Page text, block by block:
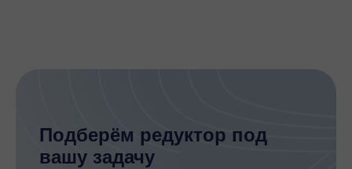
Подберём редуктор под
вашу задачу